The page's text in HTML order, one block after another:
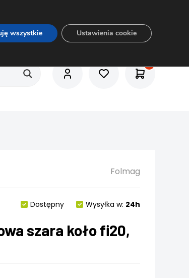
Folmag
Dostępny Wysyłka w: 24h
szara koło fi20,
wszystkie Ustawienia cookie